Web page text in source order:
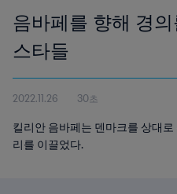
음바페를 향해 경
스타들
2022.11.26 30초
킬리안 음바페는 덴마크를 상대
리를 이끌었다.